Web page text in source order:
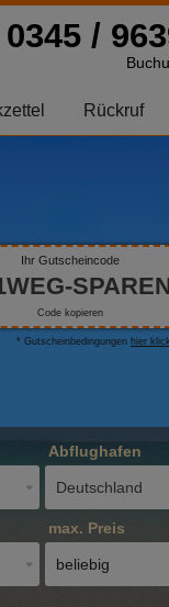
0345 /
Rückruf
Ihr Gutscheincode
Code kopieren
* Gutscheinbedingungen hier
Abflughafen
Deutschland
max. Preis
beliebig